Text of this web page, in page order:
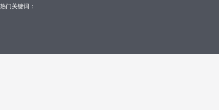
热门关键词：